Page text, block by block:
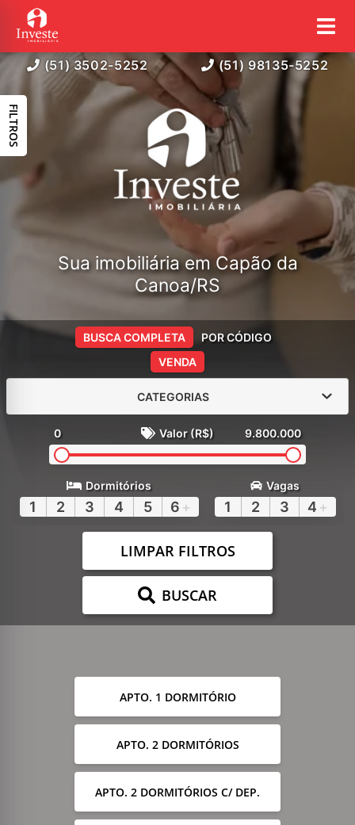
(51) 3502-5252 (51) 98135-5252
Sua imobiliária em Capão da
Canoa/RS
VENDA
BUSCA COMPLETA POR CÓDIGO
CATEGORIAS
0 Valor (R$) 9.800.000
Dormitórios
1 2 3 4 5 6 +
Vagas
1 2 3 4 +
LIMPAR FILTROS
BUSCAR
APTO. 1 DORMITÓRIO
APTO. 2 DORMITÓRIOS
APTO. 2 DORMITÓRIOS C/ DEP.
FILTROS